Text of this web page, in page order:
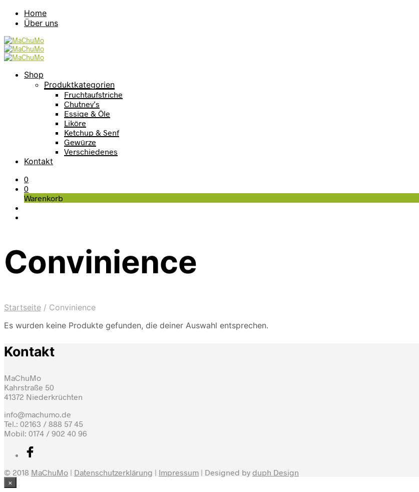
Home
Über uns
Shop
Produktkategorien
Fruchtaufstriche
Chutney’s
Essige & Öle
Liköre
Ketchup & Senf
Gewürze
Verschiedenes
Kontakt
0
0
Warenkorb
Convinience
Startseite / Convinience
Es wurden keine Produkte gefunden, die deiner Auswahl entsprechen.
Kontakt
MaChuMo
Kahrstraße 50
41372 Niederkrüchten
info@machumo.de
Tel.: 02163 / 888 57 45
Mobil: 0174 / 902 40 96
© 2018 MaChuMo | Datenschutzerklärung | Impressum | Designed by duph Design
×